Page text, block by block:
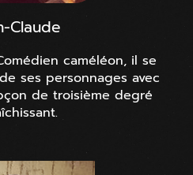
Claude
caméléon, il se
ses personnages avec
de troisième degré